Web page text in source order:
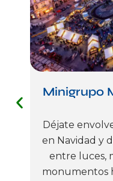
Minigrupo
Déjate
en Navidad y
entre luces,
monumentos